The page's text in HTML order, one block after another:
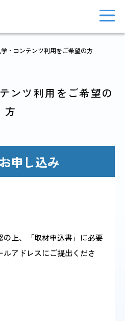
感染症情報・
・コンテンツ利用をご希望の方
ンツ利用をご希望の
方
申し込み
上、「取材申込書」に必要
アドレスにご提出くださ